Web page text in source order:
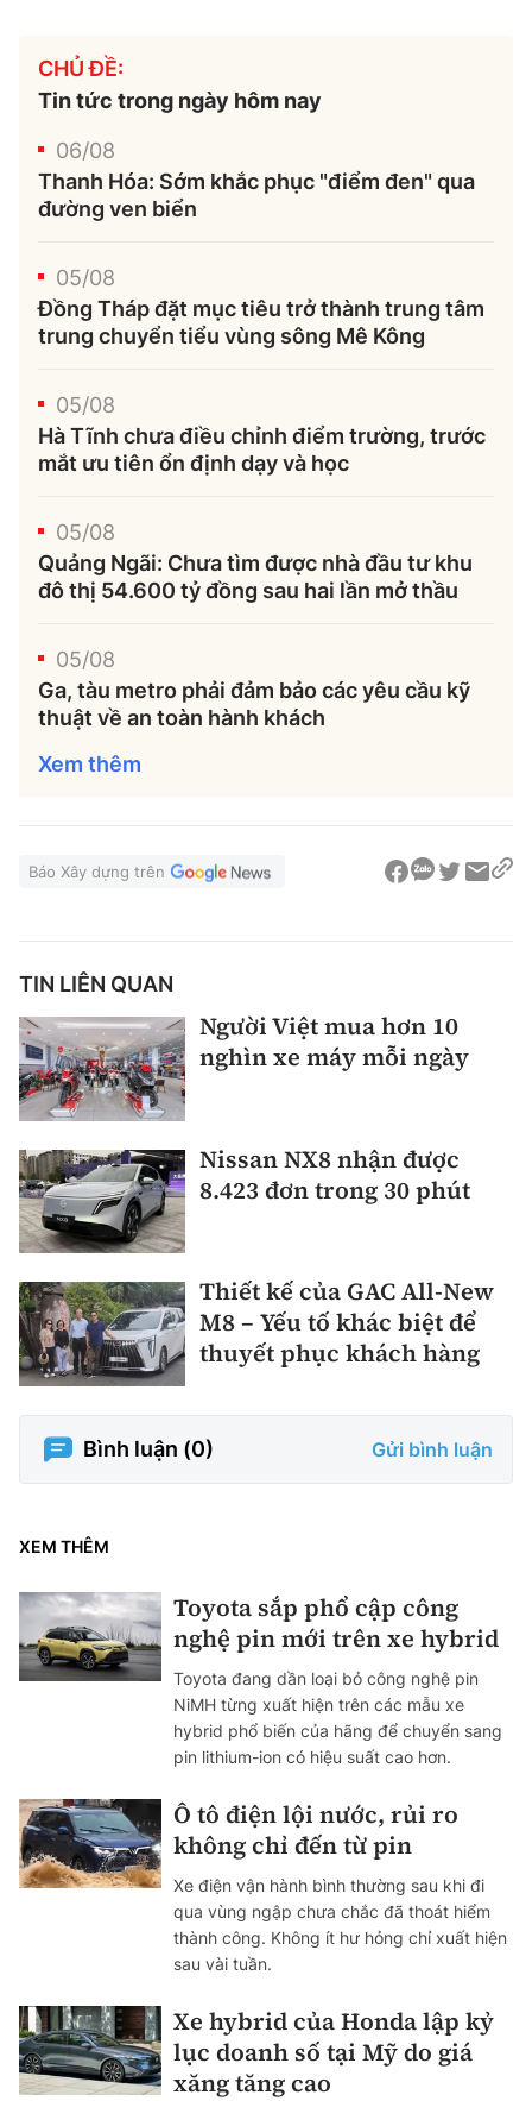
CHỦ ĐỀ:
Tin tức trong ngày hôm nay
06/08
Thanh Hóa: Sớm khắc phục "điểm đen" qua
đường ven biển
05/08
Đồng Tháp đặt mục tiêu trở thành trung tâm
trung chuyển tiểu vùng sông Mê Kông
05/08
Hà Tĩnh chưa điều chỉnh điểm trường, trước
mắt ưu tiên ổn định dạy và học
05/08
Quảng Ngãi: Chưa tìm được nhà đầu tư khu
đô thị 54.600 tỷ đồng sau hai lần mở thầu
05/08
Ga, tàu metro phải đảm bảo các yêu cầu kỹ
thuật về an toàn hành khách
Xem thêm
Báo Xây dựng trên
TIN LIÊN QUAN
Người Việt mua hơn 10
nghìn xe máy mỗi ngày
Nissan NX8 nhận được
8.423 đơn trong 30 phút
Thiết kế của GAC All-New
M8 – Yếu tố khác biệt để
thuyết phục khách hàng
Bình luận (0) Gửi bình luận
XEM THÊM
Toyota sắp phổ cập công
nghệ pin mới trên xe hybrid
Toyota đang dần loại bỏ công nghệ pin
NiMH từng xuất hiện trên các mẫu xe
hybrid phổ biến của hãng để chuyển sang
pin lithium-ion có hiệu suất cao hơn.
Ô tô điện lội nước, rủi ro
không chỉ đến từ pin
Xe điện vận hành bình thường sau khi đi
qua vùng ngập chưa chắc đã thoát hiểm
thành công. Không ít hư hỏng chỉ xuất hiện
sau vài tuần.
Xe hybrid của Honda lập kỷ
lục doanh số tại Mỹ do giá
xăng tăng cao